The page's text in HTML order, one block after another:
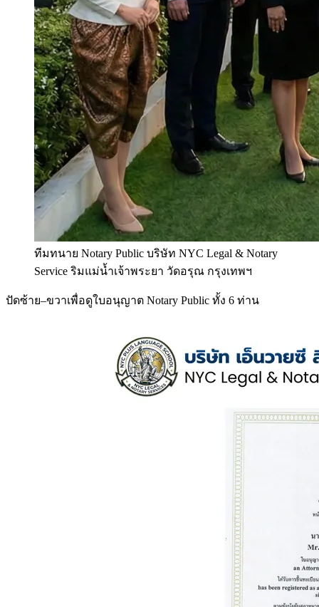
ทีมทนาย Notary Public บริษัท NYC Legal & Notary
Service ริมแม่น้ำเจ้าพระยา วัดอรุณ กรุงเทพฯ
ปัดซ้าย–ขวาเพื่อดูใบอนุญาต Notary Public ทั้ง 6 ท่าน